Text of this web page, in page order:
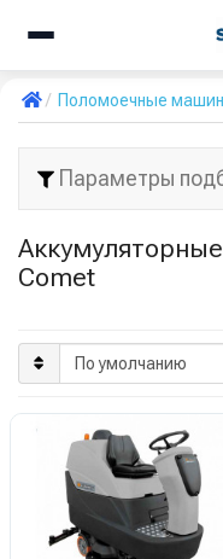
Поломоечные
Параметры
Comet